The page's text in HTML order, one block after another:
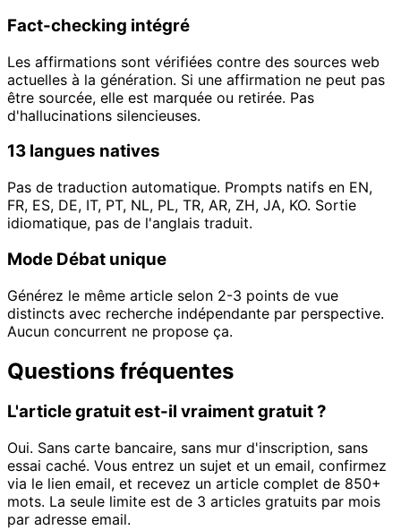
Fact-checking intégré
Les affirmations sont vérifiées contre des sources web
actuelles à la génération. Si une affirmation ne peut pas
être sourcée, elle est marquée ou retirée. Pas
d'hallucinations silencieuses.
13 langues natives
Pas de traduction automatique. Prompts natifs en EN,
FR, ES, DE, IT, PT, NL, PL, TR, AR, ZH, JA, KO. Sortie
idiomatique, pas de l'anglais traduit.
Mode Débat unique
Générez le même article selon 2-3 points de vue
distincts avec recherche indépendante par perspective.
Aucun concurrent ne propose ça.
Questions fréquentes
L'article gratuit est-il vraiment gratuit ?
Oui. Sans carte bancaire, sans mur d'inscription, sans
essai caché. Vous entrez un sujet et un email, confirmez
via le lien email, et recevez un article complet de 850+
mots. La seule limite est de 3 articles gratuits par mois
par adresse email.